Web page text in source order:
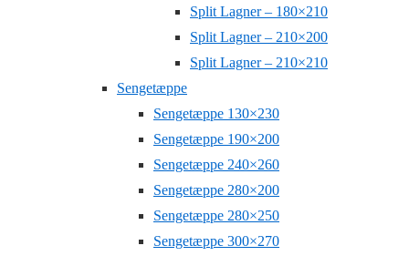
Split Lagner – 180×210
Split Lagner – 210×200
Split Lagner – 210×210
Sengetæppe
Sengetæppe 130×230
Sengetæppe 190×200
Sengetæppe 240×260
Sengetæppe 280×200
Sengetæppe 280×250
Sengetæppe 300×270